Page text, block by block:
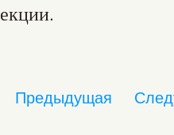
Предыдущая